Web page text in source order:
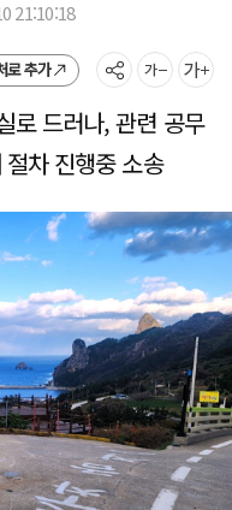
21:10:18
로 추가
로 드러나, 관련 공무
절차 진행중 소송